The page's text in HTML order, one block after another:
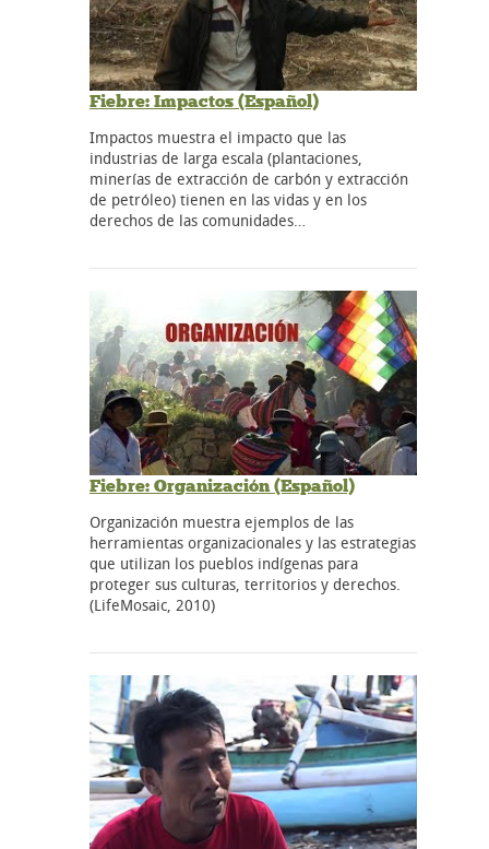
Fiebre: Impactos (Español)
Impactos muestra el impacto que las
industrias de larga escala (plantaciones,
minerías de extracción de carbón y extracción
de petróleo) tienen en las vidas y en los
derechos de las comunidades…
Fiebre: Organización (Español)
Organización muestra ejemplos de las
herramientas organizacionales y las estrategias
que utilizan los pueblos indígenas para
proteger sus culturas, territorios y derechos.
(LifeMosaic, 2010)